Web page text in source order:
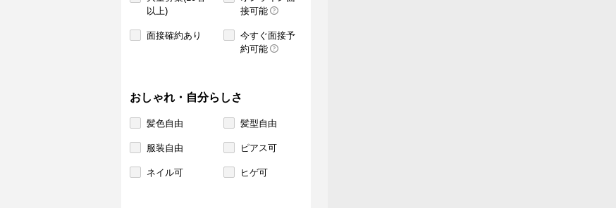
以上)
接可能
面接確約あり
今すぐ面接予
約可能
おしゃれ・自分らしさ
髪色自由 髪型自由
服装自由 ピアス可
ネイル可 ヒゲ可